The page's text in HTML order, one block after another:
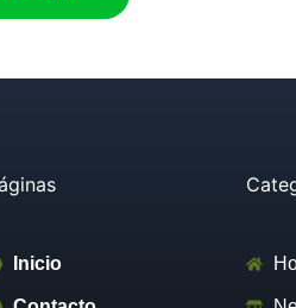
Inicio